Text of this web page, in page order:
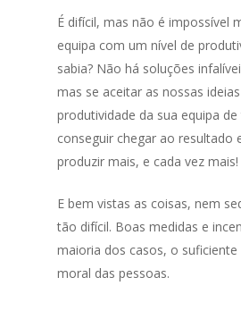
É difícil, mas não é impossível
equipa com um nível de
sabia? Não há soluções
mas se aceitar as nossas
produtividade da sua equipa
conseguir chegar ao resultado
produzir mais, e cada vez mais!
E bem vistas as coisas, nem
tão difícil. Boas medidas e
maioria dos casos, o suficiente
moral das pessoas.